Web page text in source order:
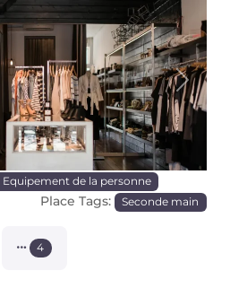
Prochaine
Equipement de la personne
Place Tags: Seconde main
4